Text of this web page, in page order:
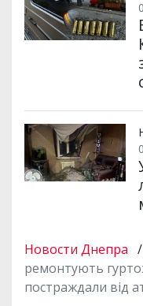
Новости Днепра /
ремонтують
постраждали від